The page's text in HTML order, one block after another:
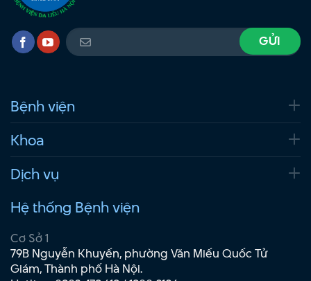
Bệnh viện
Khoa
Dịch vụ
Hệ thống Bệnh viện
Cơ Sở 1
79B Nguyễn Khuyến, phường Văn Miếu Quốc Tử
Giám, Thành phố Hà Nội.